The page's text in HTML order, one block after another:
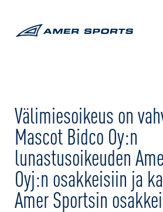
Välimiesoikeus on
Mascot Bidco Oy:n
lunastusoikeuden
Oyj:n osakkeisiin ja
Amer Sportsin